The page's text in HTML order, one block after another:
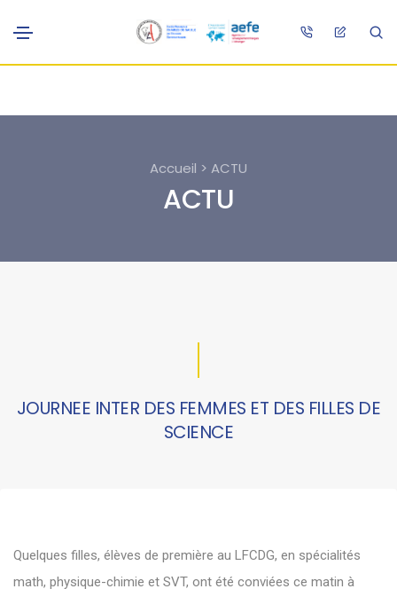
Accueil > ACTU
ACTU
JOURNEE INTER DES FEMMES ET DES FILLES DE
SCIENCE
Quelques filles, élèves de première au LFCDG, en spécialités
math, physique-chimie et SVT, ont été conviées ce matin à